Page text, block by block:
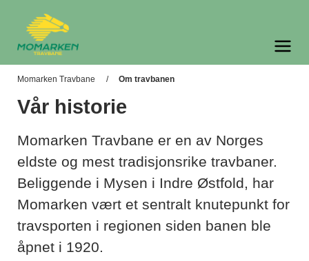
Momarken Travbane Om travbanen
Vår historie
Momarken Travbane er en av Norges
eldste og mest tradisjonsrike travbaner.
Beliggende i Mysen i Indre Østfold, har
Momarken vært et sentralt knutepunkt for
travsporten i regionen siden banen ble
åpnet i 1920.